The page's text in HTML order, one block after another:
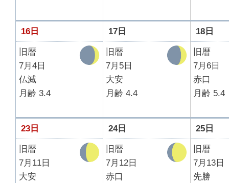
16日 17日
18日
旧暦
7月4日
仏滅
月齢 3.4
旧暦
7月5日
大安
月齢 4.4
旧暦
7月6日
赤口
月齢 5.4
23日 24日
25日
旧暦
7月11日
大安
旧暦
7月12日
赤口
旧暦
7月13日
先勝